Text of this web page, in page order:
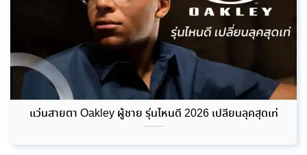
แว่นสายตา Oakley ผู้ชาย รุ่นไหนดี 2026 เปลี่ยนลุคสุดเท่